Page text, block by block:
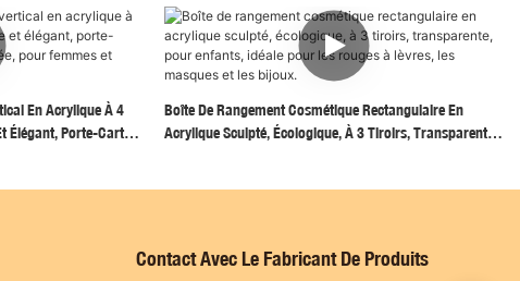
En Acrylique À 4
Élégant, Porte-Cartes
Boîte De Rangement Cosmétique Rectangulaire En
Acrylique Sculpté, Écologique, À 3 Tiroirs, Transparente,
Contact Avec Le Fabricant De Produits